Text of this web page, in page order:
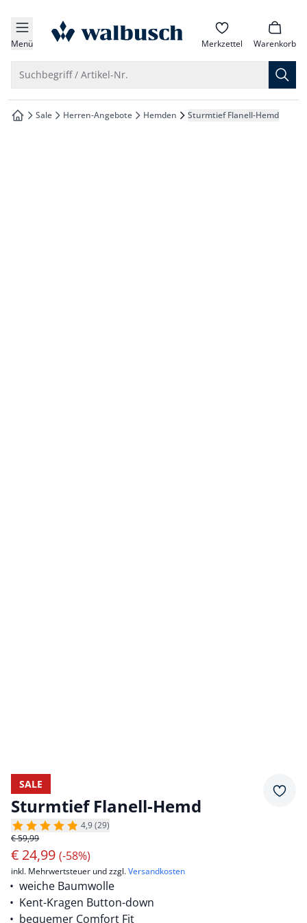
springen
springen
springen
springen
Menü zur Startseite Merkzettel Warenkorb
Suchbegriff / Artikel-Nr.
zur Startseite
Sale Herren-Angebote Hemden Sturmtief Flanell-Hemd
SALE
Sturmtief Flanell-Hemd
4,9 (29)
€ 59,99
€ 24,99 (-58%)
inkl. Mehrwertsteuer und zzgl.Versandkosten
weiche Baumwolle
Kent-Kragen Button-down
bequemer Comfort Fit